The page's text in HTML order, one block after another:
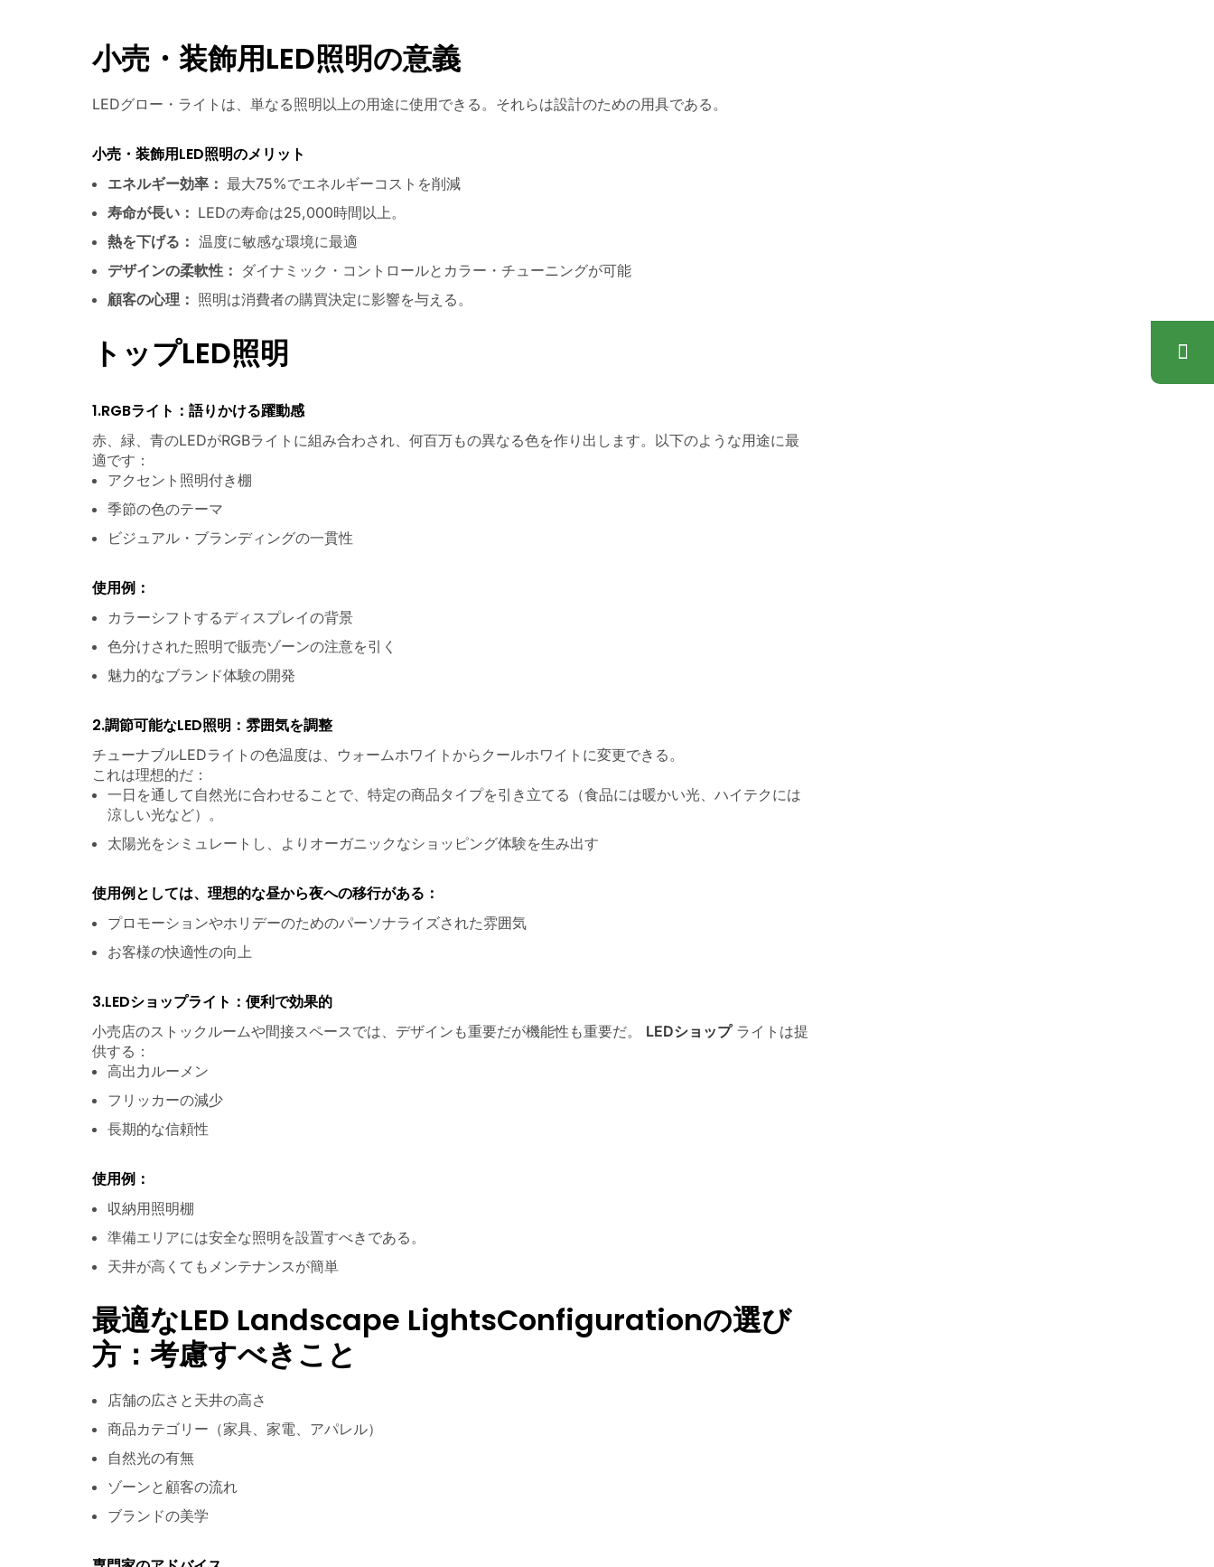
小売・装飾用LED照明の意義
LEDグロー・ライトは、単なる照明以上の用途に使用できる。それらは設計のための用具である。
小売・装飾用LED照明のメリット
エネルギー効率： 最大75%でエネルギーコストを削減
寿命が長い： LEDの寿命は25,000時間以上。
熱を下げる： 温度に敏感な環境に最適
デザインの柔軟性： ダイナミック・コントロールとカラー・チューニングが可能
顧客の心理： 照明は消費者の購買決定に影響を与える。
トップLED照明
1.RGBライト：語りかける躍動感
赤、緑、青のLEDがRGBライトに組み合わされ、何百万もの異なる色を作り出します。以下のような用途に最
適です：
アクセント照明付き棚
季節の色のテーマ
ビジュアル・ブランディングの一貫性
使用例：
カラーシフトするディスプレイの背景
色分けされた照明で販売ゾーンの注意を引く
魅力的なブランド体験の開発
2.調節可能なLED照明：雰囲気を調整
チューナブルLEDライトの色温度は、ウォームホワイトからクールホワイトに変更できる。
これは理想的だ：
一日を通して自然光に合わせることで、特定の商品タイプを引き立てる（食品には暖かい光、ハイテクには
涼しい光など）。
太陽光をシミュレートし、よりオーガニックなショッピング体験を生み出す
使用例としては、理想的な昼から夜への移行がある：
プロモーションやホリデーのためのパーソナライズされた雰囲気
お客様の快適性の向上
3.LEDショップライト：便利で効果的
小売店のストックルームや間接スペースでは、デザインも重要だが機能性も重要だ。 LEDショップライトは提
供する：
高出力ルーメン
フリッカーの減少
長期的な信頼性
使用例：
収納用照明棚
準備エリアには安全な照明を設置すべきである。
天井が高くてもメンテナンスが簡単
最適なLED Landscape LightsConfigurationの選び
方：考慮すべきこと
店舗の広さと天井の高さ
商品カテゴリー（家具、家電、アパレル）
自然光の有無
ゾーンと顧客の流れ
ブランドの美学